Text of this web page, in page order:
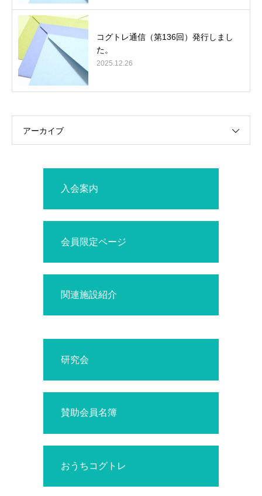
コグトレ通信（第136回）発行しまし
た。
2025.12.26
アーカイブ
入会案内
会員限定ページ
関連施設紹介
研究会
賛助会員名簿
おうちコグトレ